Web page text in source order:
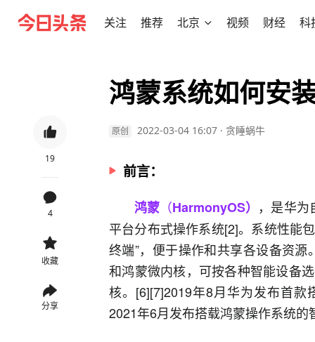
关注 推荐 北京 视频 财经 科
19
4
收藏
分享
鸿蒙系统如何安
原创 2022-03-04 16:07 · 贪睡蜗牛
前言：
鸿蒙 （HarmonyOS） ，是华为
平台分布式操作系统[2]。系统性能
终端”，便于操作和共享各设备资源
和鸿蒙微内核，可按各种智能设备
核。[6][7]2019年8月华为发布首款
2021年6月发布搭载鸿蒙操作系统的